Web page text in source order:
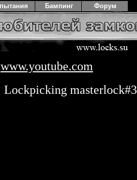
www.youtube.com
Lockpicking masterlock#3
Бампинг Форум